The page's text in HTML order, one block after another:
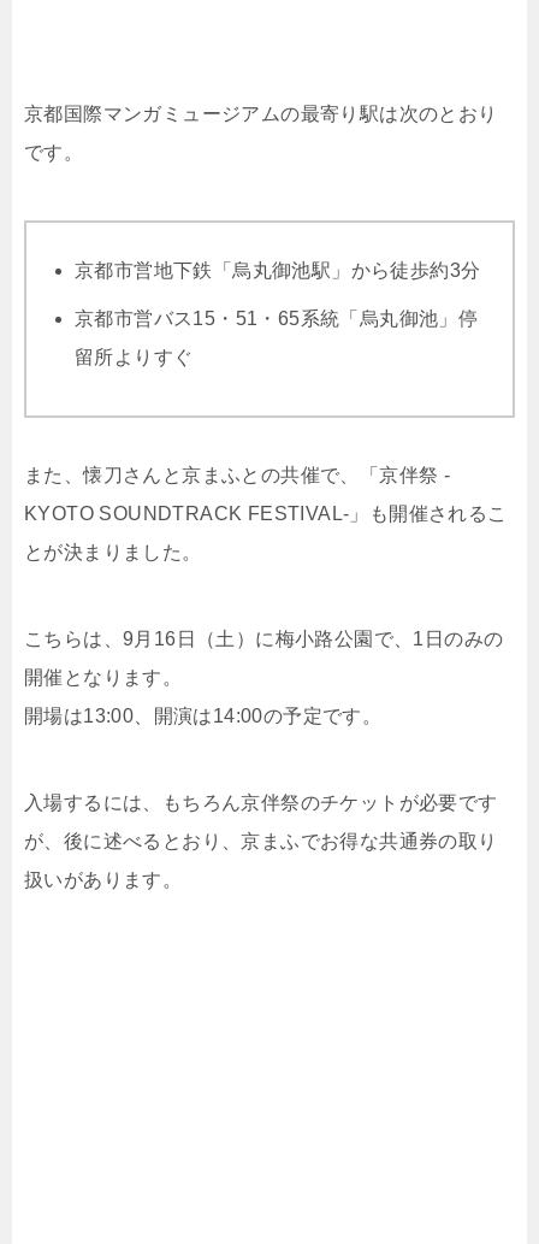
京都国際マンガミュージアムの最寄り駅は次のとおり
です。
京都市営地下鉄「烏丸御池駅」から徒歩約3分
京都市営バス15・51・65系統「烏丸御池」停
留所よりすぐ
また、懐刀さんと京まふとの共催で、「京伴祭 -
KYOTO SOUNDTRACK FESTIVAL-」も開催されるこ
とが決まりました。
こちらは、9月16日（土）に梅小路公園で、1日のみの
開催となります。
開場は13:00、開演は14:00の予定です。
入場するには、もちろん京伴祭のチケットが必要です
が、後に述べるとおり、京まふでお得な共通券の取り
扱いがあります。